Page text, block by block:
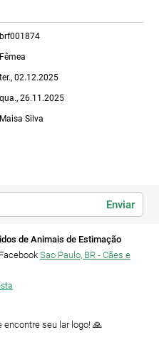
brf001874
Fêmea
ter., 02.12.2025
qua., 26.11.2025
Maisa Silva
Enviar
de Animais de Estimação
Sao Paulo, BR - Cães e
encontre seu lar logo! 🙏